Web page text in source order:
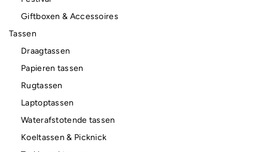
Giftboxen & Accessoires
Tassen
Draagtassen
Papieren tassen
Rugtassen
Laptoptassen
Waterafstotende tassen
Koeltassen & Picknick